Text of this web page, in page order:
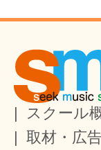
| スクール
| 取材・広